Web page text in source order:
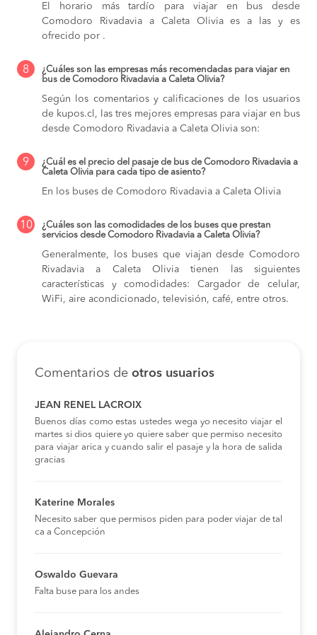
El horario más tardío para viajar en bus desde
Comodoro Rivadavia a Caleta Olivia es a las y es
ofrecido por .
8
¿Cuáles son las empresas más recomendadas para viajar en
bus de Comodoro Rivadavia a Caleta Olivia?
Según los comentarios y calificaciones de los usuarios
de kupos.cl, las tres mejores empresas para viajar en bus
desde Comodoro Rivadavia a Caleta Olivia son:
9
¿Cuál es el precio del pasaje de bus de Comodoro Rivadavia a
Caleta Olivia para cada tipo de asiento?
En los buses de Comodoro Rivadavia a Caleta Olivia
10
¿Cuáles son las comodidades de los buses que prestan
servicios desde Comodoro Rivadavia a Caleta Olivia?
Generalmente, los buses que viajan desde Comodoro
Rivadavia a Caleta Olivia tienen las siguientes
características y comodidades: Cargador de celular,
WiFi, aire acondicionado, televisión, café, entre otros.
Comentarios de otros usuarios
JEAN RENEL LACROIX
Buenos días como estas ustedes wega yo necesito viajar el
martes si dios quiere yo quiere saber que permiso necesito
para viajar arica y cuando salir el pasaje y la hora de salida
gracias
Katerine Morales
Necesito saber que permisos piden para poder viajar de tal
ca a Concepción
Oswaldo Guevara
Falta buse para los andes